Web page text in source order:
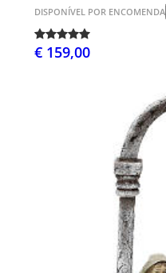
DISPONÍVEL POR ENCOMENDA
€ 159,00